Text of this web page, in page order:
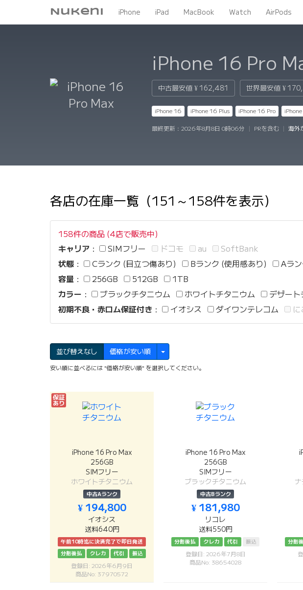
Nukeni iPhone iPad MacBook Watch AirPods
iPhone 16 Pro
中古最安値 ¥ 162,481 世界最安値 ¥
iPhone 16 iPhone 16 Plus iPhone 16 Pro
最終更新： 2026年8月8日 0時06分 PRを含む 海外
各店の在庫一覧（151～158件を表示）
158件の商品 (4店で販売中)
キャリア ： SIMフリー ドコモ au
SoftBank
状態 ： Cランク (目立つ傷あり) Bランク (使用感あり) Aラ
容量 ： 256GB 512GB
1TB
カラー ： ブラックチタニウム ホワイトチタニウム デザート
初期不良・赤ロム保証付き ： イオシス ダイワンテレコム に
並び替えなし 価格が安い順
安い順に並べるには "価格が安い順" を選択してください。
保証
あり
iPhone 16 Pro Max
256GB
SIMフリー
ホワイトチタニウム
中古Aランク
¥ 194,800
イオシス
送料640円
午前10時迄に決済完了で即日発送
分割後払
クレカ 代引 振込
登録日: 2026年6月9日
商品No: 37970572
iPhone 16 Pro Max
256GB
SIMフリー
ブラックチタニウム
中古Bランク
¥ 181,980
リコレ
送料550円
分割後払 クレカ 代引 振込
登録日: 2026年7月8日
商品No: 38654028
分割